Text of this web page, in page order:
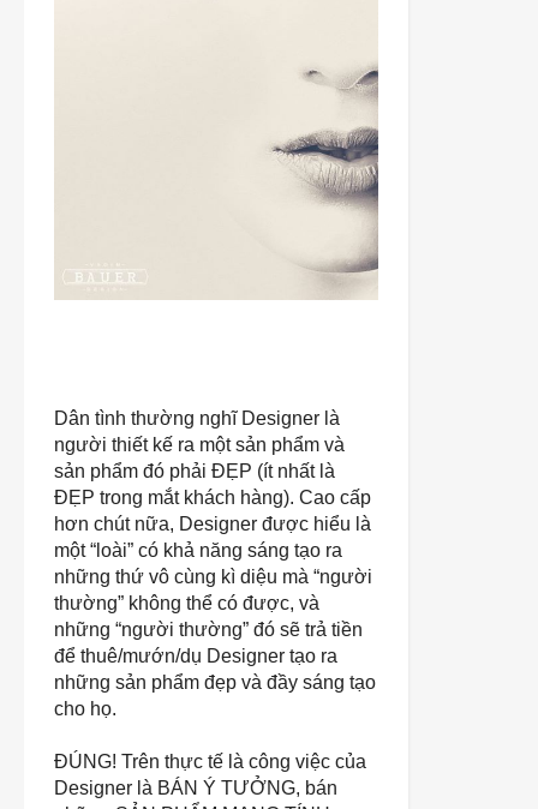
Dân tình thường nghĩ Designer là
người thiết kế ra một sản phẩm và
sản phẩm đó phải ĐẸP (ít nhất là
ĐẸP trong mắt khách hàng). Cao cấp
hơn chút nữa, Designer được hiểu là
một “loài” có khả năng sáng tạo ra
những thứ vô cùng kì diệu mà “người
thường” không thể có được, và
những “người thường” đó sẽ trả tiền
để thuê/mướn/dụ Designer tạo ra
những sản phẩm đẹp và đầy sáng tạo
cho họ.
ĐÚNG! Trên thực tế là công việc của
Designer là BÁN Ý TƯỞNG, bán